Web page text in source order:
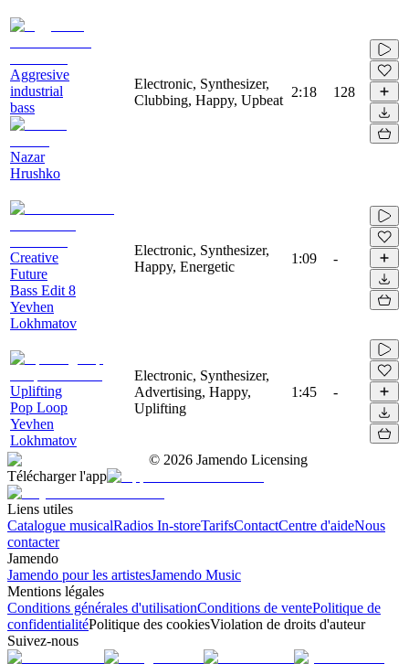
Aggresive
industrial
bass
Nazar
Hrushko
Electronic, Synthesizer,
Clubbing, Happy, Upbeat
2:18 128
Creative
Future
Bass Edit 8
Yevhen
Lokhmatov
Electronic, Synthesizer,
Happy, Energetic
1:09 -
Uplifting
Pop Loop
Yevhen
Lokhmatov
Electronic, Synthesizer,
Advertising, Happy,
Uplifting
1:45 -
© 2026 Jamendo Licensing
Télécharger l'app
Liens utiles
Catalogue musicalRadios In-storeTarifsContactCentre d'aideNous
contacter
Jamendo
Jamendo pour les artistesJamendo Music
Mentions légales
Conditions générales d'utilisationConditions de ventePolitique de
confidentialitéPolitique des cookiesViolation de droits d'auteur
Suivez-nous